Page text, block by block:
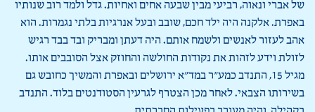
של אברי ונאוה, רביעי מבין שבעה אחים ואחיות. גדל ולמד רוב שנותיו
באפרת. אלקנה היה ילד חכם, שובב ובעל אנרגיות בלתי נגמרות. הוא
אהב לעזור לאנשים ולשמח אותם. היה דעתן ומבריק ובד בבד רגיש
לזולת וידע לזהות את נקודות החולשה והחוזק אצל הסובבים אותו.
מגיל 15, התנדב כמע”ר במד”א ירושלים ובאפרת והמשיך כחובש גם
בשירותו הצבאי. לאחר מכן הצטרף לגרעין הסטודנטים בלוד. התנדב